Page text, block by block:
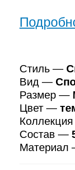
Стиль —
Вид —
Размер —
Цвет —
Состав —
Материал